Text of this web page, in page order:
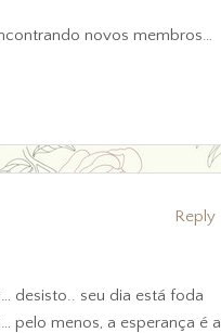
novos membros…
desisto.. seu dia está foda
pelo menos, a esperança é a
Reply